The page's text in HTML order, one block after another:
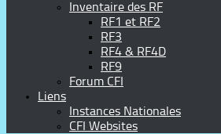
Inventaire des RF
RF1 et RF2
RF3
RF4 & RF4D
RF9
Forum CFI
Liens
Instances Nationales
CFI Websites